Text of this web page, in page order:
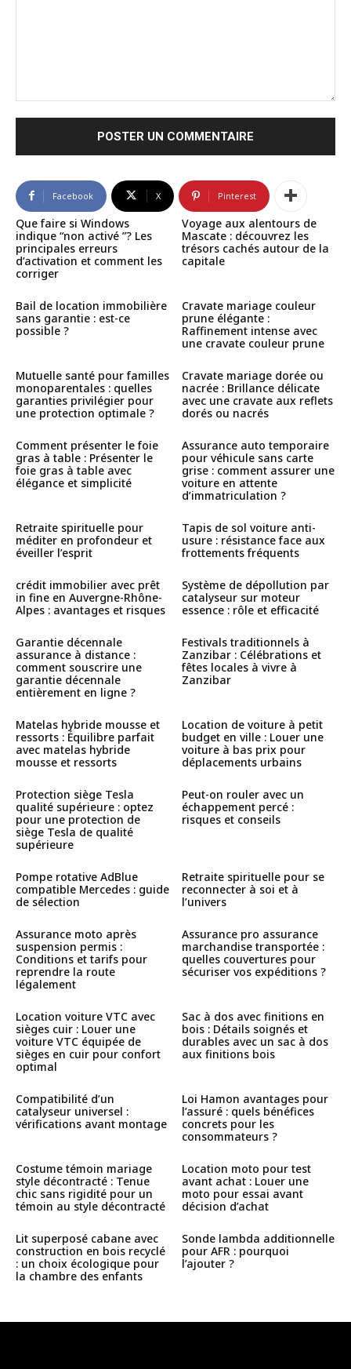
Facebook X Pinterest
Que faire si Windows
indique “non activé ”? Les
principales erreurs
d’activation et comment les
corriger
Voyage aux alentours de
Mascate : découvrez les
trésors cachés autour de la
capitale
Bail de location immobilière
sans garantie : est-ce
possible ?
Cravate mariage couleur
prune élégante :
Raffinement intense avec
une cravate couleur prune
Mutuelle santé pour familles
monoparentales : quelles
garanties privilégier pour
une protection optimale ?
Cravate mariage dorée ou
nacrée : Brillance délicate
avec une cravate aux reflets
dorés ou nacrés
Comment présenter le foie
gras à table : Présenter le
foie gras à table avec
élégance et simplicité
Assurance auto temporaire
pour véhicule sans carte
grise : comment assurer une
voiture en attente
d’immatriculation ?
Retraite spirituelle pour
méditer en profondeur et
éveiller l’esprit
Tapis de sol voiture anti-
usure : résistance face aux
frottements fréquents
crédit immobilier avec prêt
in fine en Auvergne-Rhône-
Alpes : avantages et risques
Système de dépollution par
catalyseur sur moteur
essence : rôle et efficacité
Garantie décennale
assurance à distance :
comment souscrire une
garantie décennale
entièrement en ligne ?
Festivals traditionnels à
Zanzibar : Célébrations et
fêtes locales à vivre à
Zanzibar
Matelas hybride mousse et
ressorts : Équilibre parfait
avec matelas hybride
mousse et ressorts
Location de voiture à petit
budget en ville : Louer une
voiture à bas prix pour
déplacements urbains
Protection siège Tesla
qualité supérieure : optez
pour une protection de
siège Tesla de qualité
supérieure
Peut-on rouler avec un
échappement percé :
risques et conseils
Pompe rotative AdBlue
compatible Mercedes : guide
de sélection
Retraite spirituelle pour se
reconnecter à soi et à
l’univers
Assurance moto après
suspension permis :
Conditions et tarifs pour
reprendre la route
légalement
Assurance pro assurance
marchandise transportée :
quelles couvertures pour
sécuriser vos expéditions ?
Location voiture VTC avec
sièges cuir : Louer une
voiture VTC équipée de
sièges en cuir pour confort
optimal
Sac à dos avec finitions en
bois : Détails soignés et
durables avec un sac à dos
aux finitions bois
Compatibilité d’un
catalyseur universel :
vérifications avant montage
Loi Hamon avantages pour
l’assuré : quels bénéfices
concrets pour les
consommateurs ?
Costume témoin mariage
style décontracté : Tenue
chic sans rigidité pour un
témoin au style décontracté
Location moto pour test
avant achat : Louer une
moto pour essai avant
décision d’achat
Lit superposé cabane avec
construction en bois recyclé
: un choix écologique pour
la chambre des enfants
Sonde lambda additionnelle
pour AFR : pourquoi
l’ajouter ?